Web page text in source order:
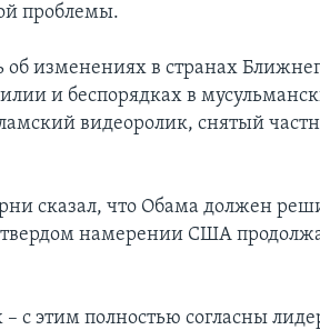
проблемы.
об изменениях в странах
и беспорядках в
видеоролик, снятый
сказал, что Обама должен
твердом намерении США
с этим полностью согласны